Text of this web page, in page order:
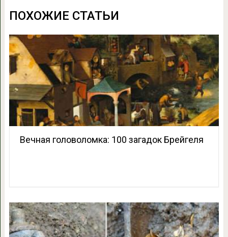
ПОХОЖИЕ СТАТЬИ
Вечная головоломка: 100 загадок Брейгеля